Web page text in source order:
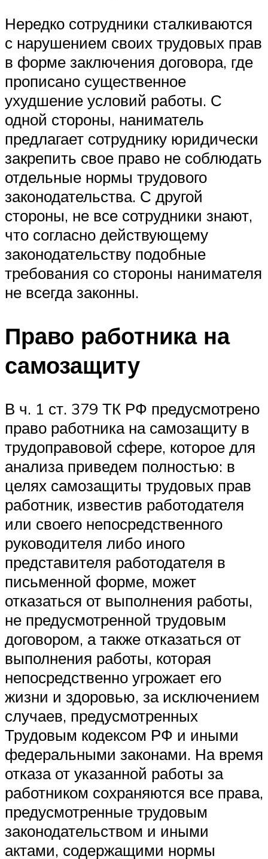
Нередко сотрудники сталкиваются
с нарушением своих трудовых прав
в форме заключения договора, где
прописано существенное
ухудшение условий работы. С
одной стороны, наниматель
предлагает сотруднику юридически
закрепить свое право не соблюдать
отдельные нормы трудового
законодательства. С другой
стороны, не все сотрудники знают,
что согласно действующему
законодательству подобные
требования со стороны нанимателя
не всегда законны.
Право работника на
самозащиту
В ч. 1 ст. 379 ТК РФ предусмотрено
право работника на самозащиту в
трудоправовой сфере, которое для
анализа приведем полностью: в
целях самозащиты трудовых прав
работник, известив работодателя
или своего непосредственного
руководителя либо иного
представителя работодателя в
письменной форме, может
отказаться от выполнения работы,
не предусмотренной трудовым
договором, а также отказаться от
выполнения работы, которая
непосредственно угрожает его
жизни и здоровью, за исключением
случаев, предусмотренных
Трудовым кодексом РФ и иными
федеральными законами. На время
отказа от указанной работы за
работником сохраняются все права,
предусмотренные трудовым
законодательством и иными
актами, содержащими нормы